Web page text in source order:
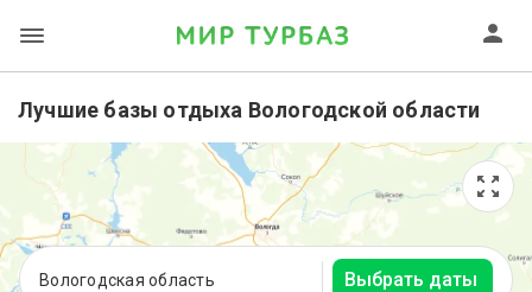
Лучшие базы отдыха Вологодской области
Вологодская область Выбрать даты